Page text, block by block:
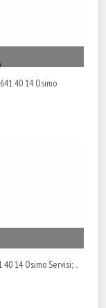
40 14 Osimo
14 Osimo Servisi; ..